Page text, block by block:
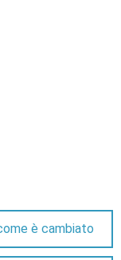
è cambiato